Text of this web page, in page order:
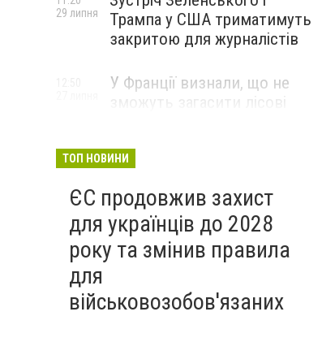
Трампа у США триматимуть
закритою для журналістів
29 липня
У Франції визнали, що не
ТОП НОВИНИ
ЄС продовжив захист
для українців до 2028
року та змінив правила
для
військовозобов'язаних